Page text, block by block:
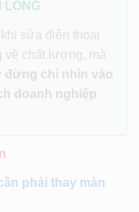
LÒNG
sửa điện thoại
về chất lượng, mà
đừng chỉ nhìn vào
doanh nghiệp
phải thay màn